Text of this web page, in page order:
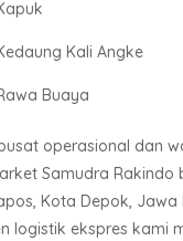
Kali Angke
Buaya
operasional dan
Samudra Rakindo
Kota Depok, Jawa
logistik ekspres kami